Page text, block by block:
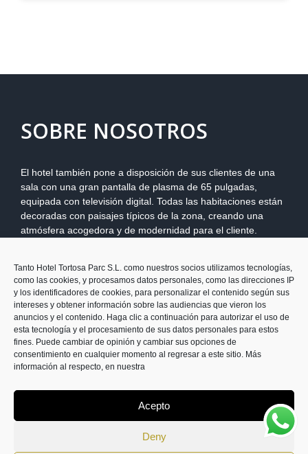
Tanto Hotel Tortosa Parc S.L. como nuestros socios utilizamos tecnologías,
como las cookies, y procesamos datos personales, como las direcciones IP
y los identificadores de cookies, para personalizar el contenido según sus
intereses y obtener información sobre las audiencias que vieron los
anuncios y el contenido. Haga clic a continuación para autorizar el uso de
esta tecnología y el procesamiento de sus datos personales para estos
fines. Puede cambiar de opinión y cambiar sus opciones de
consentimiento en cualquier momento al regresar a este sitio. Más
información al respecto, en nuestra
Acepto
Deny
SOBRE NOSOTROS
El hotel también pone a disposición de sus clientes de una
sala con una gran pantalla de plasma de 65 pulgadas,
equipada con televisión digital. Todas las habitaciones están
decoradas con paisajes típicos de la zona, creando una
atmósfera acogedora y de modernidad para el cliente.
pulgadas, climatización, wifi gratuito y recepción 24 horas.
A destacar el alto grado de satisfacción de los clientes
debido al trato amable y familiar por parte del personal del
hotel.
Aviso Legal-
Política